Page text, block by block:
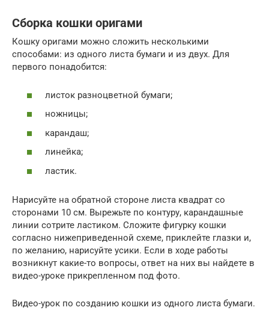
Сборка кошки оригами
Кошку оригами можно сложить несколькими
способами: из одного листа бумаги и из двух. Для
первого понадобится:
листок разноцветной бумаги;
ножницы;
карандаш;
линейка;
ластик.
Нарисуйте на обратной стороне листа квадрат со
сторонами 10 см. Вырежьте по контуру, карандашные
линии сотрите ластиком. Сложите фигурку кошки
согласно нижеприведенной схеме, приклейте глазки и,
по желанию, нарисуйте усики. Если в ходе работы
возникнут какие-то вопросы, ответ на них вы найдете в
видео-уроке прикрепленном под фото.
Видео-урок по созданию кошки из одного листа бумаги.